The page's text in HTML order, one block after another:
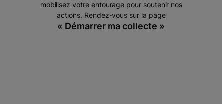
mobilisez votre entourage pour soutenir nos
actions. Rendez-vous sur la page
« Démarrer ma collecte »